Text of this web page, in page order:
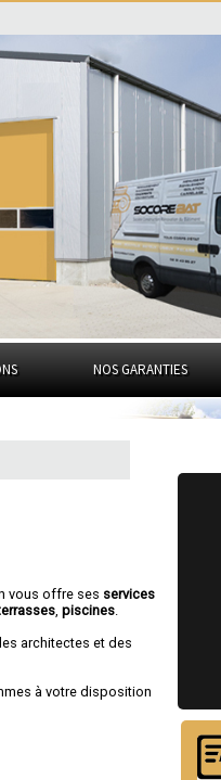
NOS GARANTIES
vous offre ses services
,piscines
architectes et des
à votre disposition